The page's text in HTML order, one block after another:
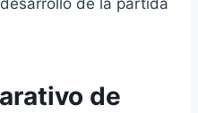
de la partida
de